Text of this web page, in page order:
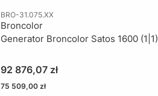
BRO-31.075.XX
Generator Broncolor Satos 1600 (1|1)
Broncolor
Cena
92 876,07 zł
Cena
75 509,00 zł